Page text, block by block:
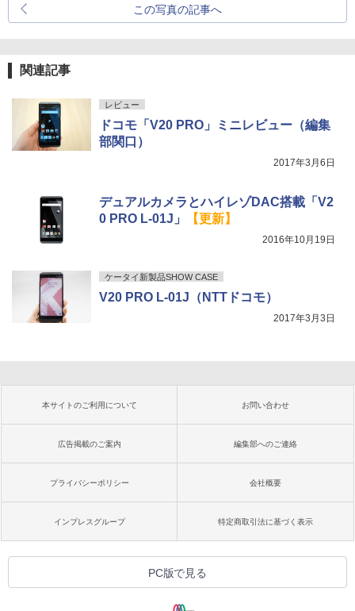
この写真の記事へ
関連記事
レビュー
ドコモ「V20 PRO」ミニレビュー（編集
部関口）
2017年3月6日
デュアルカメラとハイレゾDAC搭載「V2
0 PRO L-01J」
【更新】
2016年10月19日
ケータイ新製品SHOW CASE
V20 PRO L-01J（NTTドコモ）
2017年3月3日
本サイトのご利用について お問い合わせ
広告掲載のご案内 編集部へのご連絡
プライバシーポリシー 会社概要
インプレスグループ 特定商取引法に基づく表示
PC版で見る